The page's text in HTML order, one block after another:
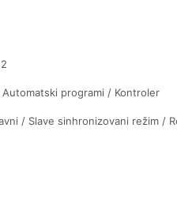
programi / Kontroler
/ Slave sinhronizovani režim /